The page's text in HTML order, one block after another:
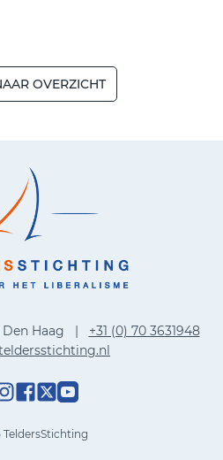
OVERZICHT
Den Haag | +31 (0) 70 3631948
TeldersStichting